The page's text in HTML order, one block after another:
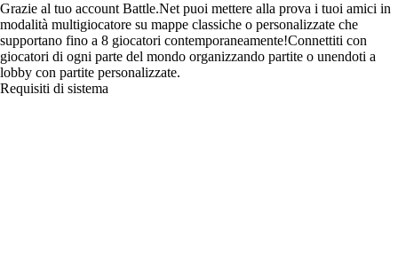
Grazie al tuo account Battle.Net puoi mettere alla prova i tuoi amici in
modalità multigiocatore su mappe classiche o personalizzate che
supportano fino a 8 giocatori contemporaneamente!Connettiti con
giocatori di ogni parte del mondo organizzando partite o unendoti a
lobby con partite personalizzate.
Requisiti di sistema